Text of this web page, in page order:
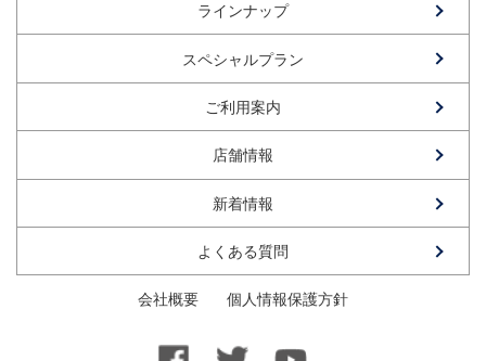
ラインナップ
スペシャルプラン
ご利用案内
店舗情報
新着情報
よくある質問
会社概要 個人情報保護方針